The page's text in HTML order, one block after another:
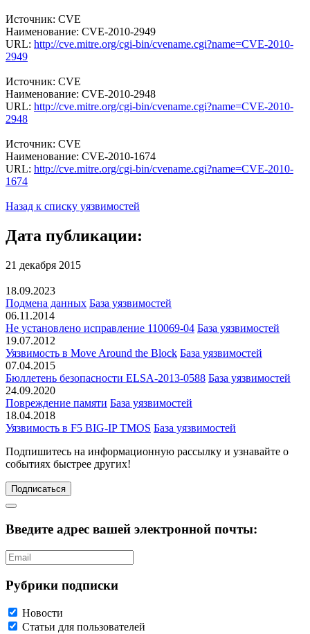
Источник: CVE
Наименование: CVE-2010-2949
URL: http://cve.mitre.org/cgi-bin/cvename.cgi?name=CVE-2010-
2949
Источник: CVE
Наименование: CVE-2010-2948
URL: http://cve.mitre.org/cgi-bin/cvename.cgi?name=CVE-2010-
2948
Источник: CVE
Наименование: CVE-2010-1674
URL: http://cve.mitre.org/cgi-bin/cvename.cgi?name=CVE-2010-
1674
Назад к списку уязвимостей
Дата публикации:
21 декабря 2015
18.09.2023
Подмена данных База уязвимостей
06.11.2014
Не установлено исправление 110069-04 База уязвимостей
19.07.2012
Уязвимость в Move Around the Block База уязвимостей
07.04.2015
Бюллетень безопасности ELSA-2013-0588 База уязвимостей
24.09.2020
Повреждение памяти База уязвимостей
18.04.2018
Уязвимость в F5 BIG-IP TMOS База уязвимостей
Подпишитесь на информационную рассылку и узнавайте о
событиях быстрее других!
Подписаться
Введите адрес вашей электронной почты:
Рубрики подписки
Новости
Статьи для пользователей